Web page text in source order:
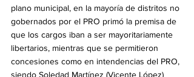
plano municipal, en la mayoría de distritos no
gobernados por el PRO primó la premisa de
que los cargos iban a ser mayoritariamente
libertarios, mientras que se permitieron
concesiones como en intendencias del PRO,
siendo Soledad Martínez (Vicente López)